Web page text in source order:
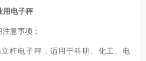
用电子秤
意事项：
杆电子秤，适用于科研、化工、电